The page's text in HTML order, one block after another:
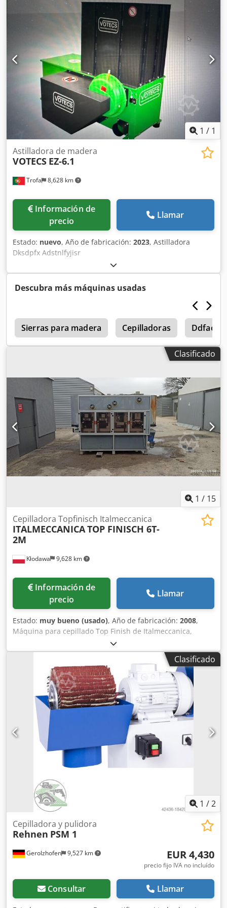
1 / 1
Trofa 8,628 km
Astilladora de madera
VOTECS EZ-6.1
Información de
precio
Llamar
Estado: nuevo, Año de fabricación: 2023, Astilladora
Dksdpfx Adstnlfyjisr
Descubra más máquinas usadas
Sierras para madera Cepilladoras Ddfao
Clasificado
1 / 15
Kłodawa 9,628 km
Cepilladora Topfinisch Italmeccanica
ITALMECCANICATOP FINISCH 6T-
2M
Información de
precio
Llamar
Estado: muy bueno (usado), Año de fabricación: 2008,
Máquina para cepillado Top Finish de Italmeccanica,
modelo TOP FINISH 6T -2M: máquina para cepillado con un
eje horizontal, dos rodillos de borde y dos cabezales
giratorios. Dkjdok Iu Hvjpfx Adisr
Clasificado
1 /2
Gerolzhofen 9,527 km
Cepilladora y pulidora
Rehnen PSM 1
EUR 4,430
precio fijo IVA no incluído
Consultar Llamar